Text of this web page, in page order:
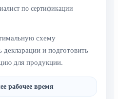
по сертификации
схему
и подготовить
для продукции.
рабочее время